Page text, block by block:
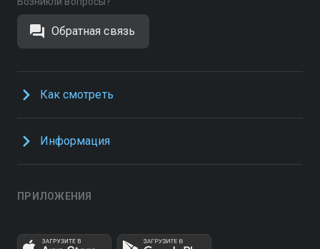
Обратная связь
Как смотреть
Информация
ПРИЛОЖЕНИЯ